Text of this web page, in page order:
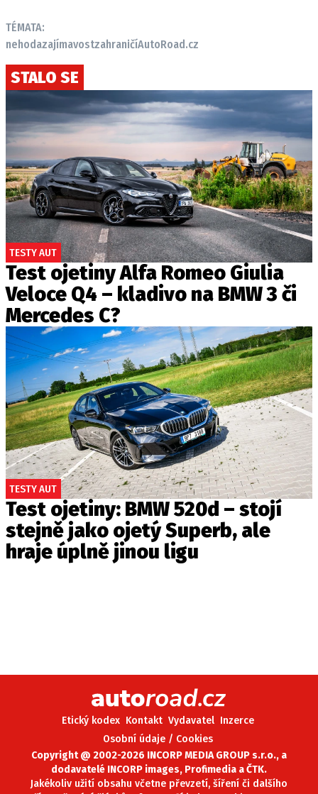
TÉMATA:
nehodazajímavostzahraničíAutoRoad.cz
STALO SE
TESTY AUT
Test ojetiny Alfa Romeo Giulia
Veloce Q4 – kladivo na BMW 3 či
Mercedes C?
TESTY AUT
Test ojetiny: BMW 520d – stojí
stejně jako ojetý Superb, ale
hraje úplně jinou ligu
Etický kodex Kontakt Vydavatel Inzerce
Osobní údaje / Cookies
Copyright @ 2002-2026 INCORP MEDIA GROUP s.r.o., a
dodavatelé INCORP images, Profimedia a ČTK.
Jakékoliv užití obsahu včetne převzetí, šíření či dalšího